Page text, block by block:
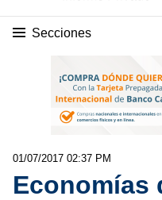
Secciones
01/07/2017 02:37 PM
Economías